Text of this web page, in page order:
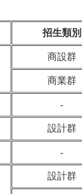
招生類別
商設群
商業群
-
設計群
-
設計群